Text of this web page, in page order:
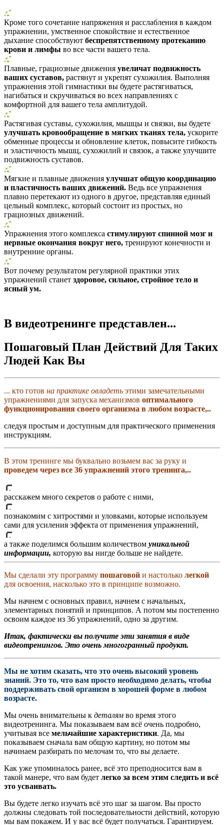
Кроме того сочетание напряжения и расслабления в каждом
упражнении, умственное спокойствие и естественное
дыхание способствуют беспрепятственному протеканию
крови и лимфы во все части вашего тела.
Плавные, грациозные движения увеличат подвижность
ваших суставов, растянут и укрепят сухожилия. Выполняя
упражнения этой гимнастики вы будете растягиваться,
нагибаться и скручиваться во всех направлениях с
комфортной для вашего тела амплитудой.
Растягивая суставы, сухожилия, мышцы и связки, вы будете
улучшать кровообращение в мягких тканях тела, ускорите
обменные процессы и обновление клеток, повысите гибкость
и эластичность мышц, сухожилий и связок, а также улучшите
подвижность суставов.
Мягкие и плавные движения улучшат общую координацию
и пластичность ваших движений. Ведь все упражнения
плавно перетекают из одного в другое, представляя единый
цельный комплекс, который состоит из простых, но
грациозных движений.
Упражнения этого комплекса стимулируют спинной мозг и
нервные окончания вокруг него, тренируют конечности и
внутренние органы.
Вот почему результатом регулярной практики этих
упражнений станет здоровое, сильное, стройное тело и
ясный ум.
В видеотренинге представлен...
Пошаговый План Действий Для Таких
Людей Как Вы
... кто готов на практике овладеть этими замечательными
упражнениями для запуска механизмов оптимального
функционирования своего организма в любом возрасте,..
следуя простым и доступным для практического применения
инструкциям.
В этом тренинге мы буквально возьмем вас за руку и
проведем через все 36 упражнений этого тренинга,..
расскажем много секретов о работе с ними,
познакомим с хитростями и уловками, которые используем
сами для усиления эффекта от применения упражнений,
а также поделимся большим количеством уникальной
информации, которую вы нигде больше не найдете.
Мы сделали эту программу пошаговой и настолько легкой
для освоения, насколько это в принципе возможно.
Мы начнем с основных правил, начнем с начальных,
элементарных понятий и принципов. А потом мы постепенно
освоим каждое из 36 упражнений, одно за другим.
Итак, фактически вы получите эти занятия в виде
видеотренингов. Это очень многогранный продукт.
Мы не хотим сказать, что это очень высокий уровень
знаний. Это то, что вам просто необходимо делать, чтобы
поддерживать свой организм в хорошей форме в любом
возрасте.
Мы очень внимательны к деталям во время этого
видеотренинга. Мы показываем вам всё очень подробно,
учитывая все мельчайшие характеристики. Да, мы
показываем сначала вам общую картину, но потом мы
начинаем разбирать по мелочам то, что вы делаете.
Как уже упоминалось ранее, всё это преподносится вам в
такой манере, что вам будет легко за всем этим следить и всё
это усваивать.
Вы будете легко изучать всё это шаг за шагом. Вы просто
должны следовать той последовательности действий, которую
мы вам покажем. И у вас всё будет получаться. Гарантируем.